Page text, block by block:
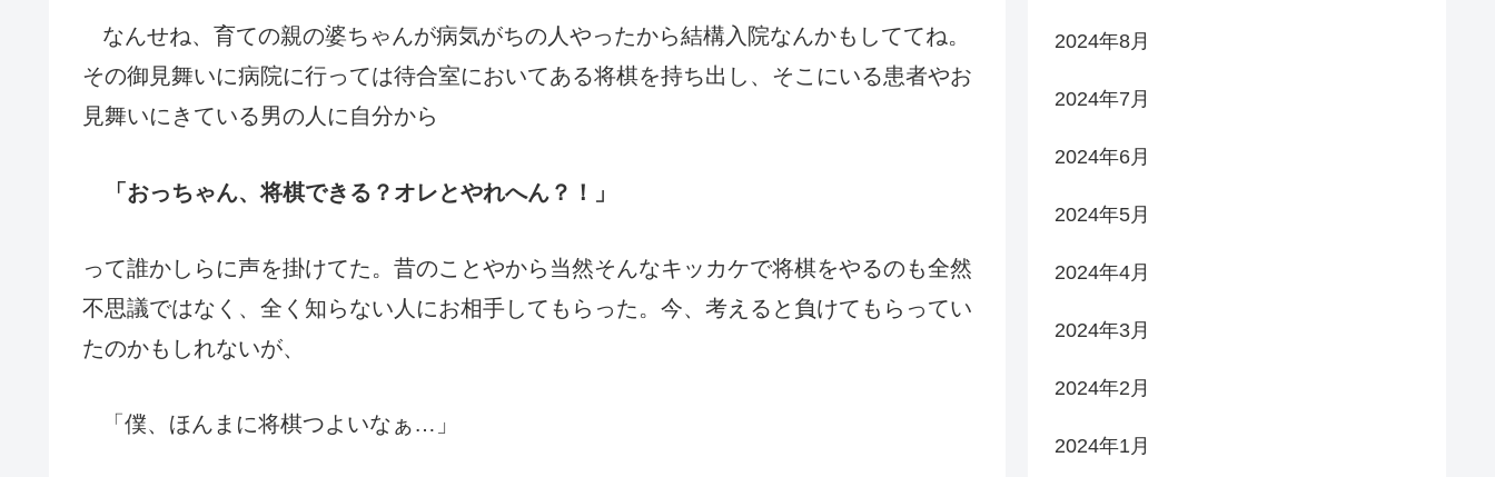
なんせね、育ての親の婆ちゃんが病気がちの人やったから結構入院なんかもしててね。
その御見舞いに病院に行っては待合室においてある将棋を持ち出し、そこにいる患者やお
見舞いにきている男の人に自分から
「おっちゃん、将棋できる？オレとやれへん？！」
って誰かしらに声を掛けてた。昔のことやから当然そんなキッカケで将棋をやるのも全然
不思議ではなく、全く知らない人にお相手してもらった。今、考えると負けてもらってい
たのかもしれないが、
「僕、ほんまに将棋つよいなぁ…」
2024年8月
2024年7月
2024年6月
2024年5月
2024年4月
2024年3月
2024年2月
2024年1月